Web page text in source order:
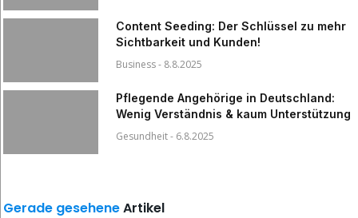
Content Seeding: Der Schlüssel zu mehr
Sichtbarkeit und Kunden!
Business - 8.8.2025
Pflegende Angehörige in Deutschland:
Wenig Verständnis & kaum Unterstützung
Gesundheit - 6.8.2025
Gerade geseheneArtikel